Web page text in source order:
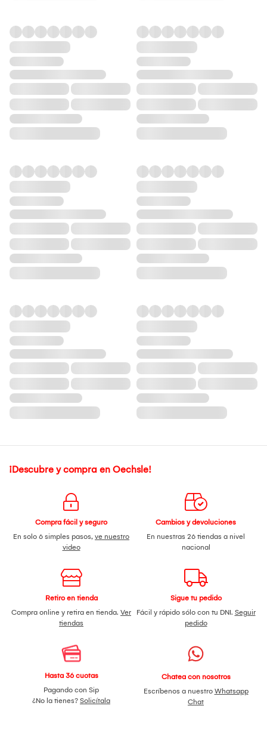
¡Descubre y compra en Oechsle!
Compra fácil y seguro
En solo 6 simples pasos, ve nuestro
video
Cambios y devoluciones
En nuestras 26 tiendas a nivel
nacional
Retiro en tienda
Compra online y retira en tienda. Ver
tiendas
Sigue tu pedido
Fácil y rápido sólo con tu DNI. Seguir
pedido
Hasta 36 cuotas
Pagando con Sip
¿No la tienes? Solicítala
Chatea con nosotros
Escríbenos a nuestro Whatsapp
Chat